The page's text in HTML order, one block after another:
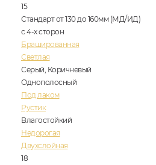
15
Стандарт от 130 до 160мм (МД/ИД)
с 4-х сторон
Брашированная
Светлая
Серый, Коричневый
Однополосный
Под лаком
Рустик
Влагостойкий
Недорогая
Двухслойная
18